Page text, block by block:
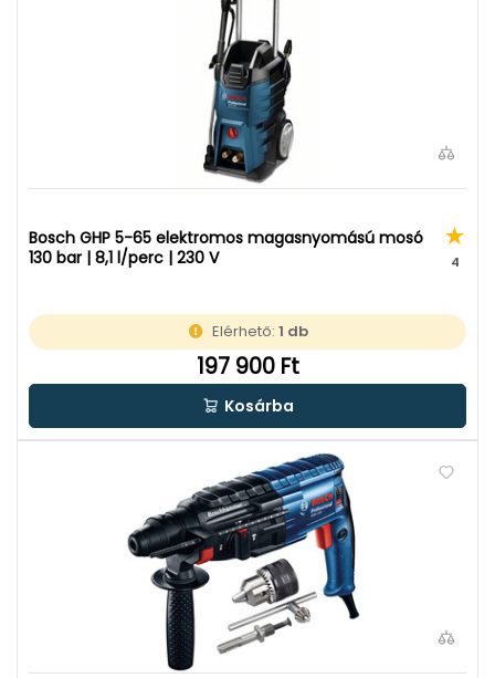
Bosch GHP 5-65 elektromos magasnyomású mosó
130 bar | 8,1 l/perc | 230 V
4
Elérhető:1 db
197 900 Ft
Kosárba